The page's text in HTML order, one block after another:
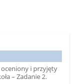
oceniony i przyjęty
– Zadanie 2.